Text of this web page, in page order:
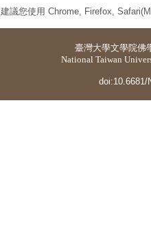
建議您使用 Chrome, Firefox,
臺灣大學文學院佛
National Taiwan
doi:10.6681/